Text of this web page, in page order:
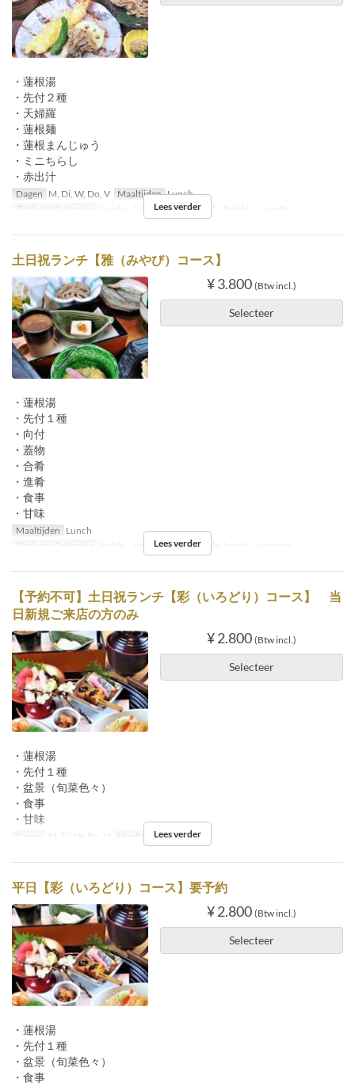
・蓮根湯
・先付２種
・天婦羅
・蓮根麺
・蓮根まんじゅう
・ミニちらし
・赤出汁
Dagen M, Di, W, Do, V Maaltijden Lunch
Zitplaats Categorie
Inside tatami, Inside table, Inside counter
Lees verder
土日祝ランチ【雅（みやび）コース】
¥ 3.800 (Btw incl.)
Selecteer
・蓮根湯
・先付１種
・向付
・蓋物
・合肴
・進肴
・食事
・甘味
Maaltijden Lunch
Zitplaats Categorie
Inside tatami, Inside table, Inside counter
Lees verder
【予約不可】土日祝ランチ【彩（いろどり）コース】 当
日新規ご来店の方のみ
¥ 2.800 (Btw incl.)
Selecteer
・蓮根湯
・先付１種
・盆景（旬菜色々）
・食事
・甘味
Dagen M, Di, W, Do, V Maaltijden Lunch
Lees verder
平日【彩（いろどり）コース】要予約
¥ 2.800 (Btw incl.)
Selecteer
・蓮根湯
・先付１種
・盆景（旬菜色々）
・食事